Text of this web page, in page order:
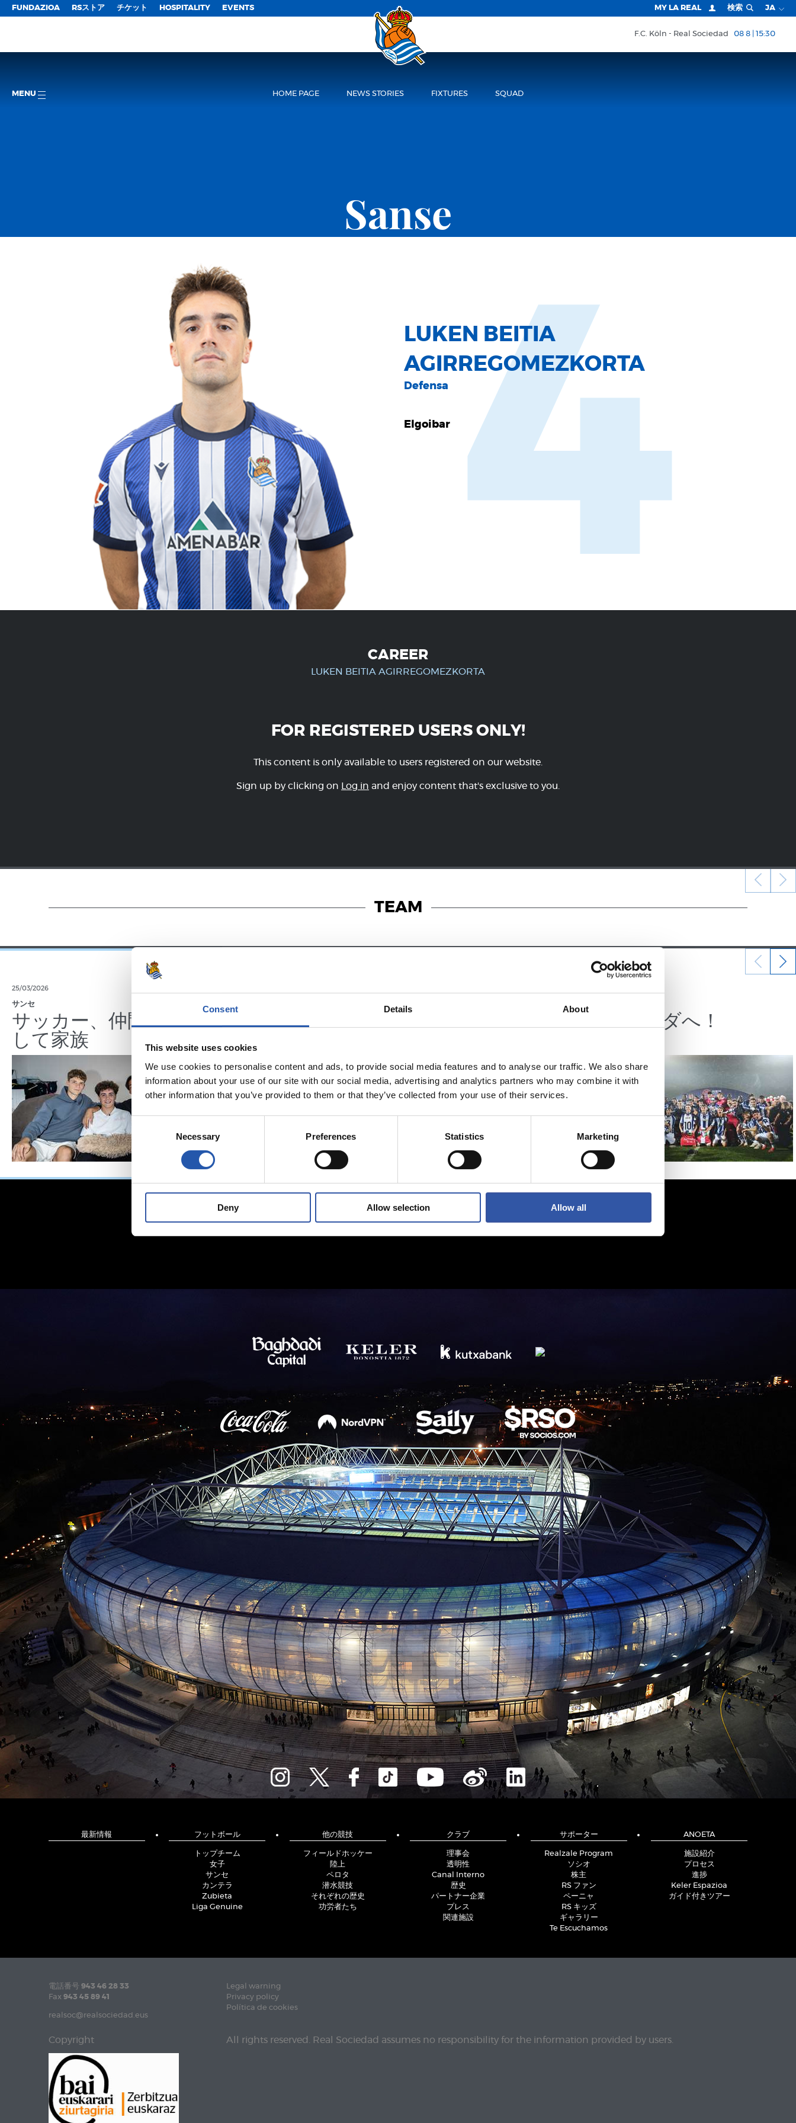
Consent Details About
This website uses cookies
We use cookies to personalise content and ads, to provide social media features and to analyse our traffic. We also share
information about your use of our site with our social media, advertising and analytics partners who may combine it with
other information that you’ve provided to them or that they’ve collected from your use of their services.
Selection
Necessary Preferences Statistics Marketing
Deny Allow selection Allow all
FUNDAZIOA RSストア チケット HOSPITALITY EVENTS MY LA REAL 検索 JA
F.C. Köln Real Sociedad 08 8 | 15:30
MENU HOME PAGE NEWS STORIES FIXTURES SQUAD
Sanse
LUKEN BEITIA
AGIRREGOMEZKORTA
Defensa
Elgoibar 4
CAREER
LUKEN BEITIA AGIRREGOMEZKORTA
FOR REGISTERED USERS ONLY!
This content is only available to users registered on our website.
Sign up by clicking on Log in and enjoy content that's exclusive to you.
TEAM
25/03/2026
サンセ
サッカー、仲間、そ
して家族
京都からサンセへ補
サンセ
2部昇格を果たしたサ セグンダへ！
最新情報 フットボール
トップチーム
女子
サンセ
カンテラ
Zubieta
Liga Genuine
他の競技
フィールドホッケー
陸上
ペロタ
潜水競技
それぞれの歴史
功労者たち
クラブ
理事会
透明性
Canal Interno
歴史
パートナー企業
プレス
関連施設
サポーター
Realzale Program
ソシオ
株主
RS ファン
ペーニャ
RS キッズ
ギャラリー
Te Escuchamos
ANOETA
施設紹介
プロセス
進捗
Keler Espazioa
ガイド付きツアー
電話番号 943 46 28 33
Fax 943 45 89 41
realsoc@realsociedad.eus
Legal warning
Privacy policy
Política de cookies
Copyright All rights reserved. Real Sociedad assumes no responsibility for the information provided by users.